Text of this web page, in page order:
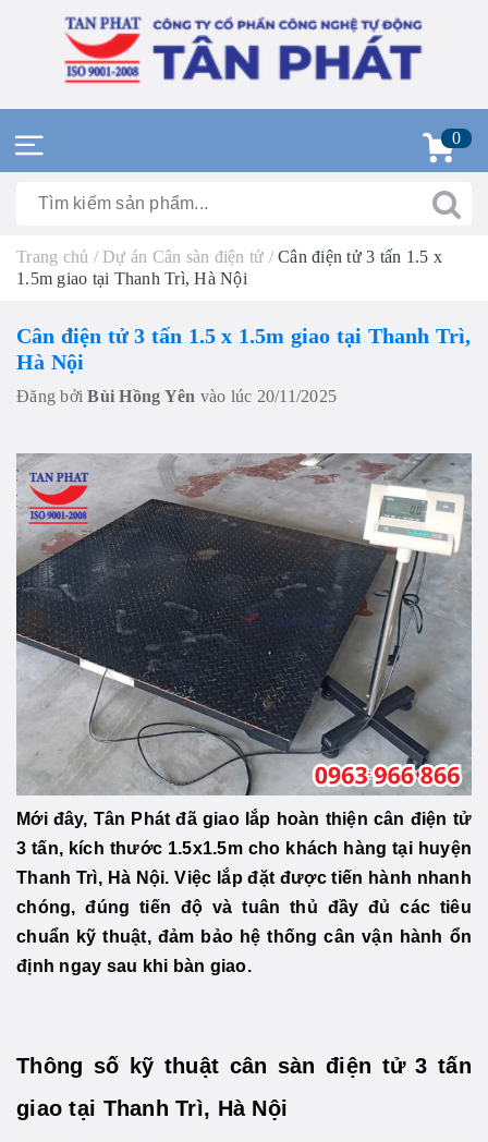
0
Trang chủ / Dự án Cân sàn điện tử / Cân điện tử 3 tấn 1.5 x
1.5m giao tại Thanh Trì, Hà Nội
Cân điện tử 3 tấn 1.5 x 1.5m giao tại Thanh Trì,
Hà Nội
Đăng bởiBùi Hồng Yên vào lúc 20/11/2025
Mới đây, Tân Phát đã giao lắp hoàn thiện cân điện tử
3 tấn, kích thước 1.5x1.5m cho khách hàng tại huyện
Thanh Trì, Hà Nội. Việc lắp đặt được tiến hành nhanh
chóng, đúng tiến độ và tuân thủ đầy đủ các tiêu
chuẩn kỹ thuật, đảm bảo hệ thống cân vận hành ổn
định ngay sau khi bàn giao.
Thông số kỹ thuật cân sàn điện tử 3 tấn
giao tại Thanh Trì, Hà Nội